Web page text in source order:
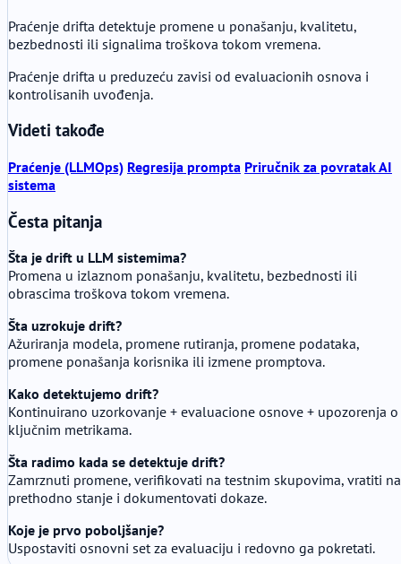
Praćenje drifta detektuje promene u ponašanju, kvalitetu,
bezbednosti ili signalima troškova tokom vremena.
Praćenje drifta u preduzeću zavisi od evaluacionih osnova i
kontrolisanih uvođenja.
Videti takođe
Praćenje (LLMOps) Regresija prompta Priručnik za povratak AI
sistema
Česta pitanja
Šta je drift u LLM sistemima?
Promena u izlaznom ponašanju, kvalitetu, bezbednosti ili
obrascima troškova tokom vremena.
Šta uzrokuje drift?
Ažuriranja modela, promene rutiranja, promene podataka,
promene ponašanja korisnika ili izmene promptova.
Kako detektujemo drift?
Kontinuirano uzorkovanje + evaluacione osnove + upozorenja o
ključnim metrikama.
Šta radimo kada se detektuje drift?
Zamrznuti promene, verifikovati na testnim skupovima, vratiti na
prethodno stanje i dokumentovati dokaze.
Koje je prvo poboljšanje?
Uspostaviti osnovni set za evaluaciju i redovno ga pokretati.